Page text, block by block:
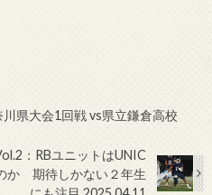
川県大会1回戦 vs県立鎌倉高校
：RBユニットはUNIC
か 期待しかない２年生